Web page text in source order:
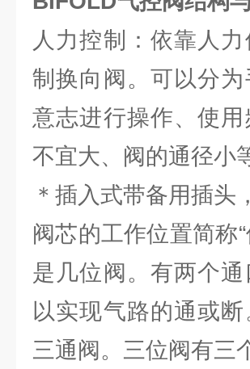
人力控制：依靠人
制换向阀。可以分
意志进行操作、使
不宜大、阀的通径小
＊插入式带备用插头
阀芯的工作位置简称
是几位阀。有两个
以实现气路的通或
三通阀。三位阀有三